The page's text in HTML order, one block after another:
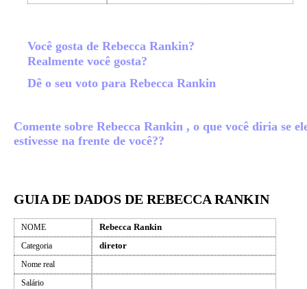
Você gosta de Rebecca Rankin?
Realmente você gosta?
Dê o seu voto para Rebecca Rankin
Comente sobre Rebecca Rankin , o que você diria se
estivesse na frente de você??
GUIA DE DADOS DE REBECCA RANKIN
NOME Rebecca Rankin
Categoria diretor
Nome real
Salário